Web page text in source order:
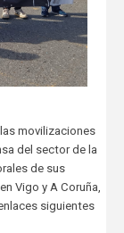
movilizaciones
del sector de la
de sus
Vigo y A Coruña,
siguientes